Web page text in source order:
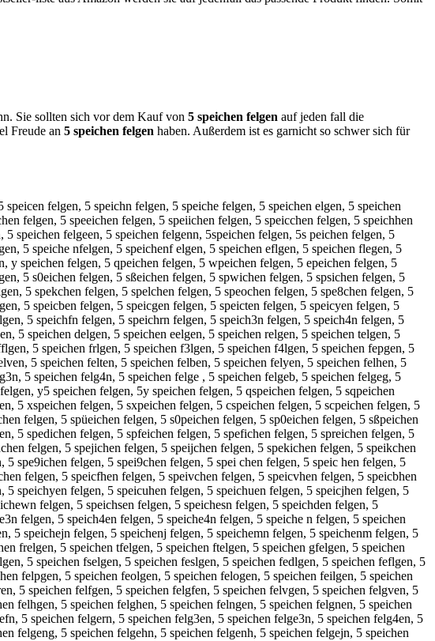
Sie sollten sich vor dem Kauf von 5 speichen felgen auf jeden fall die
Freude an 5 speichen felgen haben. Außerdem ist es garnicht so schwer sich für
felgen, 5 speichn felgen, 5 speiche felgen, 5 speichen elgen, 5 speichen
felgen, 5 speeichen felgen, 5 speiichen felgen, 5 speicchen felgen, 5 speichhen
speichen felgeen, 5 speichen felgenn, 5speichen felgen, 5s peichen felgen, 5
5 speiche nfelgen, 5 speichenf elgen, 5 speichen eflgen, 5 speichen flegen, 5
y speichen felgen, 5 qpeichen felgen, 5 wpeichen felgen, 5 epeichen felgen, 5
5 s0eichen felgen, 5 sßeichen felgen, 5 spwichen felgen, 5 spsichen felgen, 5
5 spekchen felgen, 5 spelchen felgen, 5 speochen felgen, 5 spe8chen felgen, 5
5 speicben felgen, 5 speicgen felgen, 5 speicten felgen, 5 speicyen felgen, 5
5 speichfn felgen, 5 speichrn felgen, 5 speich3n felgen, 5 speich4n felgen, 5
5 speichen delgen, 5 speichen eelgen, 5 speichen relgen, 5 speichen telgen, 5
5 speichen frlgen, 5 speichen f3lgen, 5 speichen f4lgen, 5 speichen fepgen, 5
5 speichen felten, 5 speichen felben, 5 speichen felyen, 5 speichen felhen, 5
5 speichen felg4n, 5 speichen felge , 5 speichen felgeb, 5 speichen felgeg, 5
y5 speichen felgen, 5y speichen felgen, 5 qspeichen felgen, 5 sqpeichen
5 xspeichen felgen, 5 sxpeichen felgen, 5 cspeichen felgen, 5 scpeichen felgen, 5
felgen, 5 spüeichen felgen, 5 s0peichen felgen, 5 sp0eichen felgen, 5 sßpeichen
5 spedichen felgen, 5 spfeichen felgen, 5 spefichen felgen, 5 spreichen felgen, 5
felgen, 5 spejichen felgen, 5 speijchen felgen, 5 spekichen felgen, 5 speikchen
spe9ichen felgen, 5 spei9chen felgen, 5 spei chen felgen, 5 speic hen felgen, 5
felgen, 5 speicfhen felgen, 5 speivchen felgen, 5 speicvhen felgen, 5 speicbhen
speichyen felgen, 5 speicuhen felgen, 5 speichuen felgen, 5 speicjhen felgen, 5
felgen, 5 speichsen felgen, 5 speichesn felgen, 5 speichden felgen, 5
felgen, 5 speich4en felgen, 5 speiche4n felgen, 5 speiche n felgen, 5 speichen
5 speichejn felgen, 5 speichenj felgen, 5 speichemn felgen, 5 speichenm felgen, 5
frelgen, 5 speichen tfelgen, 5 speichen ftelgen, 5 speichen gfelgen, 5 speichen
5 speichen fselgen, 5 speichen feslgen, 5 speichen fedlgen, 5 speichen feflgen, 5
felpgen, 5 speichen feolgen, 5 speichen felogen, 5 speichen feilgen, 5 speichen
5 speichen felfgen, 5 speichen felgfen, 5 speichen felvgen, 5 speichen felgven, 5
felhgen, 5 speichen felghen, 5 speichen felngen, 5 speichen felgnen, 5 speichen
5 speichen felgern, 5 speichen felg3en, 5 speichen felge3n, 5 speichen felg4en, 5
felgeng, 5 speichen felgehn, 5 speichen felgenh, 5 speichen felgejn, 5 speichen